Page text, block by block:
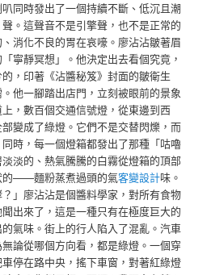
同時發出了一個持續不斷、低沉且潮
這聲音不是引擎聲，也不是正常的
消化不良的胃在哀嚎。廖沾沾皺著眉
寧靜冥想」。他決定出去看個究竟，
，印著《沾醬秘笈》封面的皺衛生
他一腳踏出店門，立刻被眼前的景象
，數百個交通信號燈，從東邊到西
變成了綠燈。它們不是交替閃爍，而
時，每一個燈箱都發出了那種「咕嚕
淡的、熱氣騰騰的白霧從燈箱的頂部
的——麵粉蒸煮過頭的氣客變設計味。
？」廖沾沾是個醬料學家，對所有食物
出來了，這是一種只有在極度巨大的
氣味。街上的行人陷入了混亂。汽車
論從哪個方向看，都是綠燈。一個穿
停在路中央，搖下車窗，對著紅綠燈